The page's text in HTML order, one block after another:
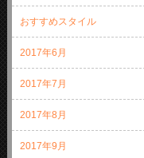
おすすめスタイル
2017年6月
2017年7月
2017年8月
2017年9月